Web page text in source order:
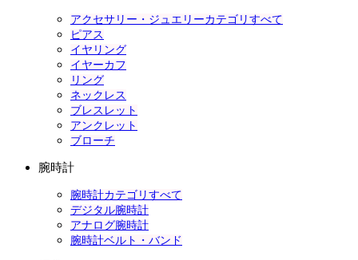
アクセサリー・ジュエリーカテゴリすべて
ピアス
イヤリング
イヤーカフ
リング
ネックレス
ブレスレット
アンクレット
ブローチ
腕時計
腕時計カテゴリすべて
デジタル腕時計
アナログ腕時計
腕時計ベルト・バンド